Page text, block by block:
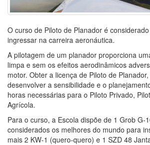
O curso de Piloto de Planador é
ingressar na carreira aeronáutica.
A pilotagem de um planador proporciona
limpa e sem os efeitos aerodinâmicos
motor. Obter a licença de Piloto de
desenvolver a sensibilidade e o
horas necessárias para o Piloto Privado,
Agrícola.
Para o curso, a Escola dispõe de 1 Grob G-
considerados os melhores do mundo para
mais 2 KW-1 (quero-quero) e 1 SZD 48